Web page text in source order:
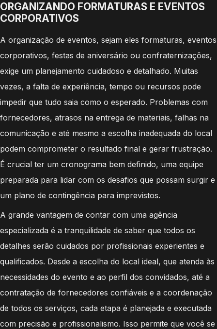
ORGANIZANDO FORMATURAS E EVENTOS
CORPORATIVOS
A organização de eventos, sejam eles formaturas, eventos
corporativos, festas de aniversário ou confraternizações,
exige um planejamento cuidadoso e detalhado. Muitas
vezes, a falta de experiência, tempo ou recursos pode
impedir que tudo saia como o esperado. Problemas com
fornecedores, atrasos na entrega de materiais, falhas na
comunicação e até mesmo a escolha inadequada do local
podem comprometer o resultado final e gerar frustração.
É crucial ter um cronograma bem definido, uma equipe
preparada para lidar com os desafios que possam surgir e
um plano de contingência para imprevistos.
A grande vantagem de contar com uma agência
especializada é a tranquilidade de saber que todos os
detalhes serão cuidados por profissionais experientes e
qualificados. Desde a escolha do local ideal, que atenda às
necessidades do evento e ao perfil dos convidados, até a
contratação de fornecedores confiáveis e a coordenação
de todos os serviços, cada etapa é planejada e executada
com precisão e profissionalismo. Isso permite que você se